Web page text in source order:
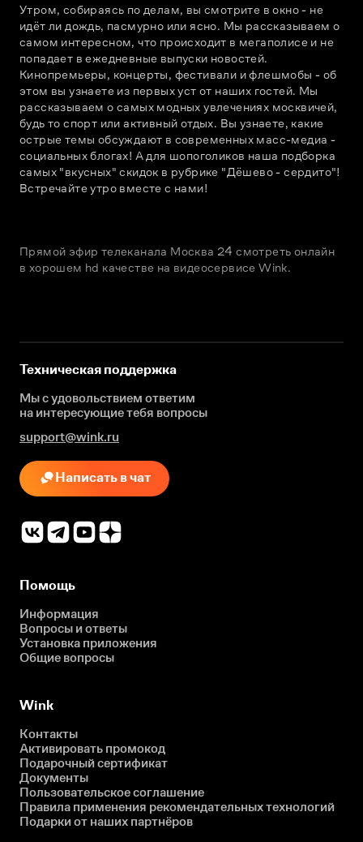
Утром, собираясь по делам, вы смотрите в окно - не
идёт ли дождь, пасмурно или ясно. Мы рассказываем о
самом интересном, что происходит в мегаполисе и не
попадает в ежедневные выпуски новостей.
Кинопремьеры, концерты, фестивали и флешмобы - об
этом вы узнаете из первых уст от наших гостей. Мы
рассказываем о самых модных увлечениях москвичей,
будь то спорт или активный отдых. Вы узнаете, какие
острые темы обсуждают в современных масс-медиа -
социальных блогах! А для шопоголиков наша подборка
самых "вкусных" скидок в рубрике "Дёшево - сердито"!
Встречайте утро вместе с нами!
Прямой эфир телеканала Москва 24 смотреть онлайн
в хорошем hd качестве на видеосервисе Wink.
Техническая поддержка
Мы с удовольствием ответим
на интересующиетебя вопросы
support@wink.ru
Написать в чат
Помощь
Информация
Вопросы и ответы
Установка приложения
Общие вопросы
Wink
Контакты
Активировать промокод
Подарочный сертификат
Документы
Пользовательское соглашение
Правила применения рекомендательных технологий
Подарки от наших партнёров